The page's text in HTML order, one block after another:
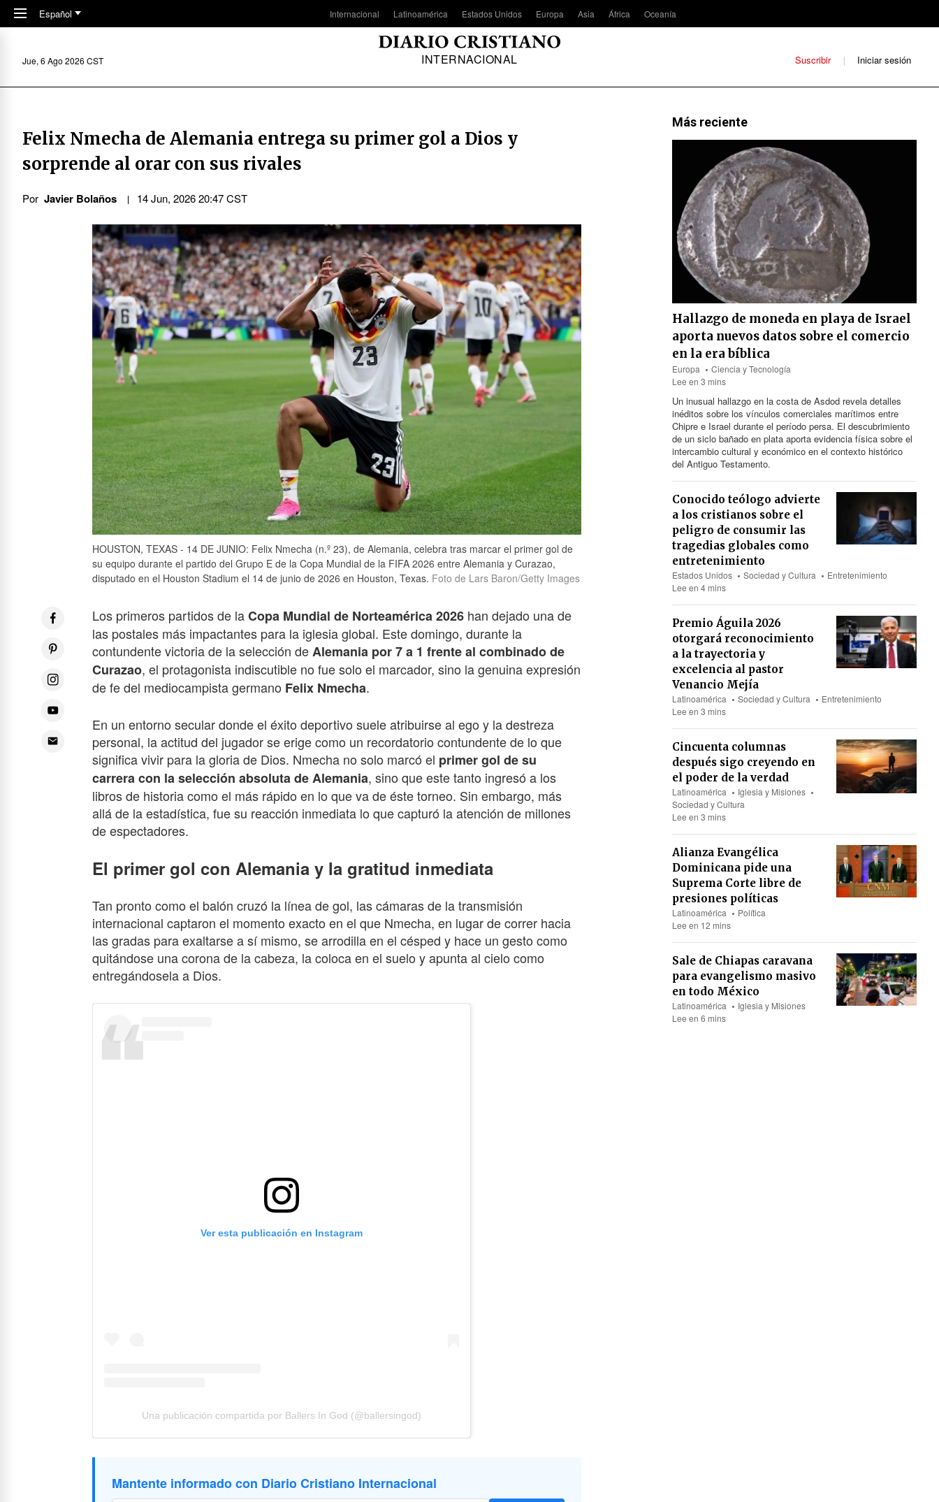
Skip to main content
Español Internacional Latinoamérica Estados Unidos Europa Asia África Oceanía
INTERNACIONAL
Jue, 6 Ago 2026 CST Suscribir Iniciar sesión
Felix Nmecha de Alemania entrega su primer gol a Dios y
sorprende al orar con sus rivales
Por Javier Bolaños 14 Jun, 2026 20:47 CST
HOUSTON, TEXAS - 14 DE JUNIO: Felix Nmecha (n.º 23), de Alemania, celebra tras marcar el primer gol de
su equipo durante el partido del Grupo E de la Copa Mundial de la FIFA 2026 entre Alemania y Curazao,
disputado en el Houston Stadium el 14 de junio de 2026 en Houston, Texas. Foto de Lars Baron/Getty Images
Los primeros partidos de laCopa Mundial de Norteamérica 2026 han dejado una de
las postales más impactantes para la iglesia global. Este domingo, durante la
contundente victoria de la selección deAlemania por 7 a 1 frente al combinado de
Curazao, el protagonista indiscutible no fue solo el marcador, sino la genuina expresión
de fe del mediocampista germano Felix Nmecha.
En un entorno secular donde el éxito deportivo suele atribuirse al ego y la destreza
personal, la actitud del jugador se erige como un recordatorio contundente de lo que
significa vivir para la gloria de Dios. Nmecha no solo marcó el primer gol de su
carrera con la selección absoluta de Alemania, sino que este tanto ingresó a los
libros de historia como el más rápido en lo que va de éste torneo. Sin embargo, más
allá de la estadística, fue su reacción inmediata lo que capturó la atención de millones
de espectadores.
El primer gol con Alemania y la gratitud inmediata
Tan pronto como el balón cruzó la línea de gol, las cámaras de la transmisión
internacional captaron el momento exacto en el que Nmecha, en lugar de correr hacia
las gradas para exaltarse a sí mismo, se arrodilla en el césped y hace un gesto como
quitándose una corona de la cabeza, la coloca en el suelo y apunta al cielo como
entregándosela a Dios.
Ver esta publicación en Instagram
Una publicación compartida por Ballers In God (@ballersingod)
Mantente informado con Diario Cristiano Internacional
Más reciente
Hallazgo de moneda en playa de Israel
aporta nuevos datos sobre el comercio
en la era bíblica
Europa
Ciencia y Tecnología
Lee en 3 mins
Un inusual hallazgo en la costa de Asdod revela detalles
inéditos sobre los vínculos comerciales marítimos entre
Chipre e Israel durante el período persa. El descubrimiento
de un siclo bañado en plata aporta evidencia física sobre el
intercambio cultural y económico en el contexto histórico
del Antiguo Testamento.
Conocido teólogo advierte
a los cristianos sobre el
peligro de consumir las
tragedias globales como
entretenimiento
Estados Unidos Sociedad y Cultura
Entretenimiento
Lee en 4 mins
Premio Águila 2026
otorgará reconocimiento
a la trayectoria y
excelencia al pastor
Venancio Mejía
Latinoamérica Sociedad y Cultura
Entretenimiento
Lee en 3 mins
Cincuenta columnas
después sigo creyendo en
el poder de la verdad
Latinoamérica
Iglesia y Misiones
Sociedad y Cultura
Lee en 3 mins
Alianza Evangélica
Dominicana pide una
Suprema Corte libre de
presiones políticas
Latinoamérica
Política
Lee en 12 mins
Sale de Chiapas caravana
para evangelismo masivo
en todo México
Latinoamérica
Iglesia y Misiones
Lee en 6 mins